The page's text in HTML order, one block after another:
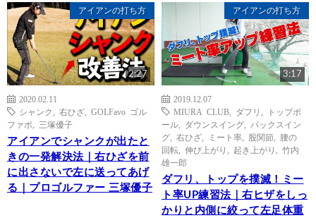
アイアンの打ち方
2:27
2020.02.11
シャンク
右ひざ
GOLFavo ゴル
ファボ
三塚優子
アイアンでシャンクが出たと
きの一発解決法｜右ひざを前
に出さないで左に送ってあげ
る｜プロゴルファー 三塚優子
アイアンの打ち方
3:17
2019.12.07
MIURA CLUB
ダフリ
トップボ
ール
ダウンスイング
バックスイン
グ
右ひざ ミート率 股関節
腰の
回転
伸び上がり 起き上がり
竹内
雄一郎
ダフリ、トップを撲滅！ミー
ト率UP練習法｜右ヒザをしっ
かりと内側に絞って左足体重